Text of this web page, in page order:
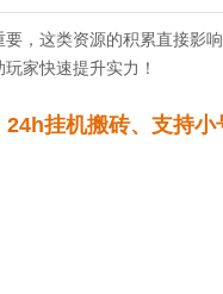
，这类资源的积累直接影
家快速提升实力！
24h挂机搬砖、支持小